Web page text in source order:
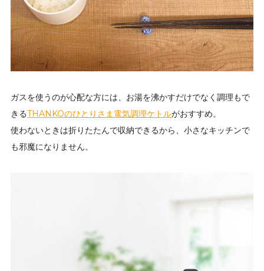
ガスを使うのが心配な方には、お湯を沸かすだけでなく調理もで
きるTHANKOのひとりさま電気調理ケトルがおすすめ。
使わないときは折りたたんで収納できるから、小さなキッチンで
も邪魔になりません。